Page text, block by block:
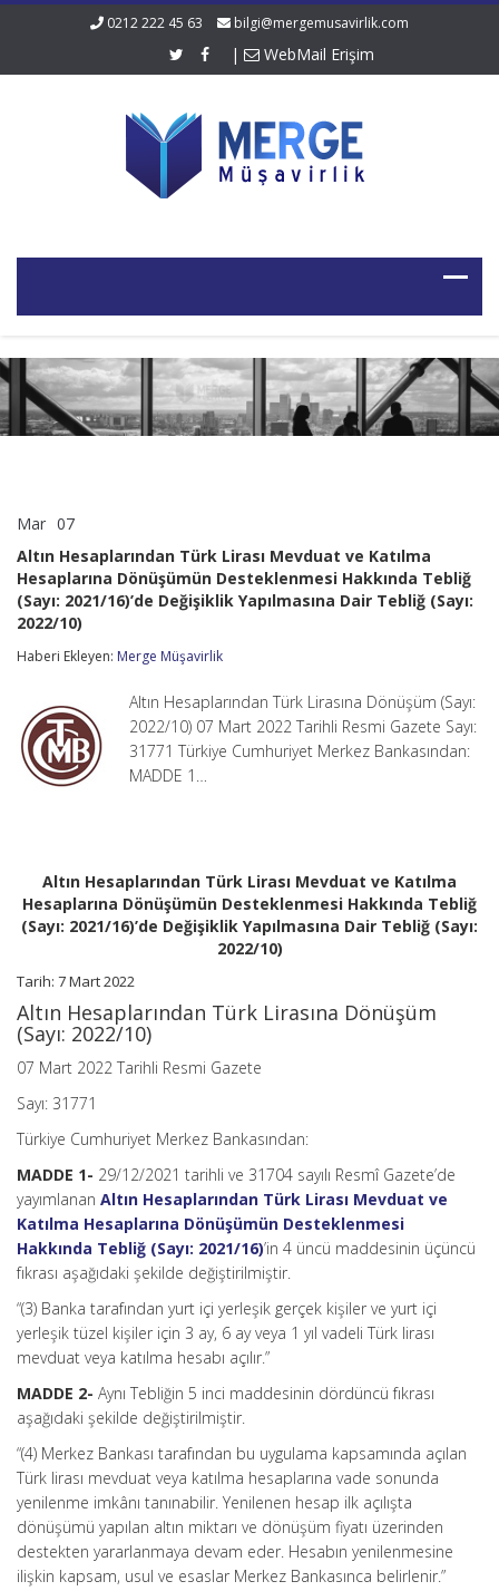
0212 222 45 63 bilgi@mergemusavirlik.com
| WebMail Erişim
Mar 07
Türk
Lirası
Mevduat
Hesaplarına
Desteklenmesi
Hakkında
Tebliğ
(Sayı:
2021/16)’de
2022/10)
için
Altın Hesaplarından Türk Lirası Mevduat ve Katılma
Hesaplarına Dönüşümün Desteklenmesi Hakkında Tebliğ
(Sayı: 2021/16)’de Değişiklik Yapılmasına Dair Tebliğ (Sayı:
2022/10)
Haberi Ekleyen: Merge Müşavirlik
Altın Hesaplarından Türk Lirasına Dönüşüm (Sayı:
2022/10) 07 Mart 2022 Tarihli Resmi Gazete Sayı:
31771 Türkiye Cumhuriyet Merkez Bankasından:
MADDE 1…
Altın Hesaplarından Türk Lirası Mevduat ve Katılma
Hesaplarına Dönüşümün Desteklenmesi Hakkında Tebliğ
(Sayı: 2021/16)’de Değişiklik Yapılmasına Dair Tebliğ (Sayı:
2022/10)
Tarih: 7 Mart 2022
Altın Hesaplarından Türk Lirasına Dönüşüm
(Sayı: 2022/10)
07 Mart 2022 Tarihli Resmi Gazete
Sayı: 31771
Türkiye Cumhuriyet Merkez Bankasından:
MADDE 1- 29/12/2021 tarihli ve 31704 sayılı Resmî Gazete’de
yayımlanan Altın Hesaplarından Türk Lirası Mevduat ve
Katılma Hesaplarına Dönüşümün Desteklenmesi
Hakkında Tebliğ (Sayı: 2021/16)’in 4 üncü maddesinin üçüncü
fıkrası aşağıdaki şekilde değiştirilmiştir.
“(3) Banka tarafından yurt içi yerleşik gerçek kişiler ve yurt içi
yerleşik tüzel kişiler için 3 ay, 6 ay veya 1 yıl vadeli Türk lirası
mevduat veya katılma hesabı açılır.”
MADDE 2- Aynı Tebliğin 5 inci maddesinin dördüncü fıkrası
aşağıdaki şekilde değiştirilmiştir.
“(4) Merkez Bankası tarafından bu uygulama kapsamında açılan
Türk lirası mevduat veya katılma hesaplarına vade sonunda
yenilenme imkânı tanınabilir. Yenilenen hesap ilk açılışta
dönüşümü yapılan altın miktarı ve dönüşüm fiyatı üzerinden
destekten yararlanmaya devam eder. Hesabın yenilenmesine
ilişkin kapsam, usul ve esaslar Merkez Bankasınca belirlenir.”